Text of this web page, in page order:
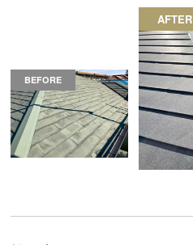
BEFORE
AFTER